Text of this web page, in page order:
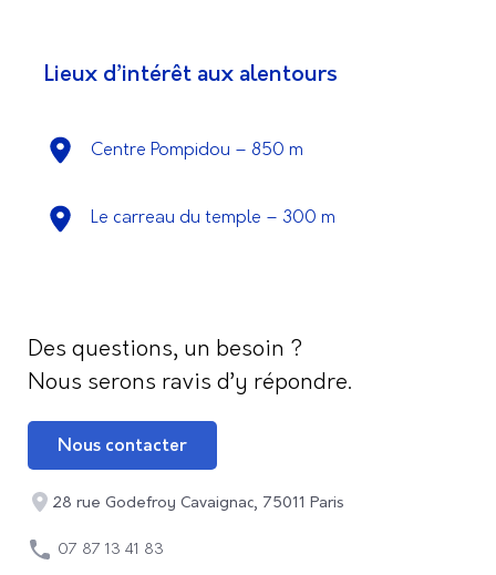
Lieux d’intérêt aux alentours
Centre Pompidou – 850 m
Le carreau du temple – 300 m
Des questions, un besoin ?
Nous serons ravis d’y répondre.
Nous contacter
28 rue Godefroy Cavaignac, 75011 Paris
07 87 13 41 83